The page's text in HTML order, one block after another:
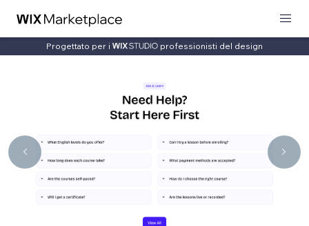
Progettato per i professionisti del design